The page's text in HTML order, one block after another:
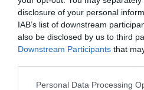
disclosure of your personal
IAB’s list of downstream
also be disclosed by us to third
Downstream Participants that
Personal Data Processing
12:54
Μεγάλη έξοδος των
Πάνω από 100.000
Ραφήνα, Λαύριο
Αραγτσί: Στον πάγο η
διαδρομές ναυσιπλοΐας
κάνουν επιθέσεις